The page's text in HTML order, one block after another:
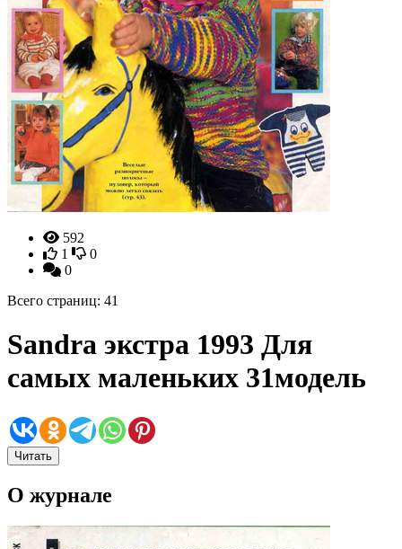
592
1
0
0
Всего страниц: 41
Sandra экстра 1993 Для
самых маленьких 31модель
Читать
О журнале